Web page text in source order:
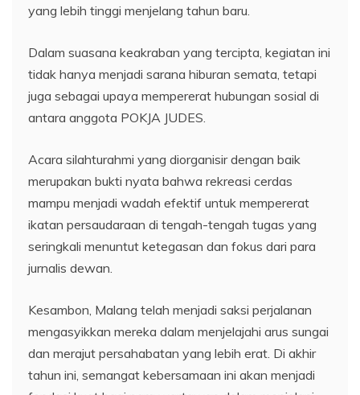
yang lebih tinggi menjelang tahun baru.
Dalam suasana keakraban yang tercipta, kegiatan ini
tidak hanya menjadi sarana hiburan semata, tetapi
juga sebagai upaya mempererat hubungan sosial di
antara anggota POKJA JUDES.
Acara silahturahmi yang diorganisir dengan baik
merupakan bukti nyata bahwa rekreasi cerdas
mampu menjadi wadah efektif untuk mempererat
ikatan persaudaraan di tengah-tengah tugas yang
seringkali menuntut ketegasan dan fokus dari para
jurnalis dewan.
Kesambon, Malang telah menjadi saksi perjalanan
mengasyikkan mereka dalam menjelajahi arus sungai
dan merajut persahabatan yang lebih erat. Di akhir
tahun ini, semangat kebersamaan ini akan menjadi